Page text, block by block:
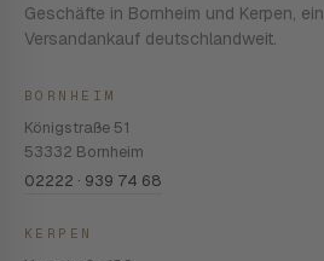
Geschäfte in Bornheim und Kerpen, ein
Versandankauf deutschlandweit.
BORNHEIM
Königstraße 51
53332 Bornheim
02222 · 939 74 68
KERPEN